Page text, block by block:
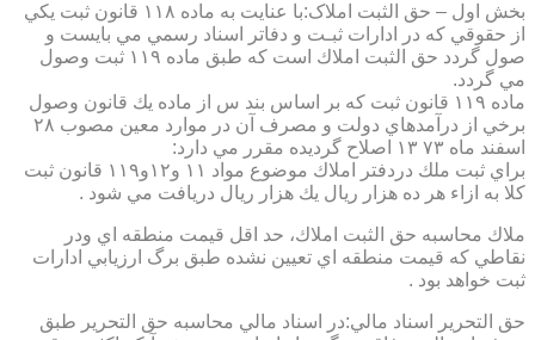
بخش اول – حق الثبت املاک:با عنايت به ماده ۱۱۸ قانون ثبت يكي
از حقوقي كه در ادارات ثبـت و دفاتر اسناد رسمي مي بايست و
صول گردد حق الثبت املاك است كه طبق ماده ۱۱۹ ثبت وصول
مي گردد.
ماده ۱۱۹ قانون ثبت كه بر اساس بند س از ماده يك قانون وصول
برخي از درآمدهاي دولت و مصرف آن در موارد معين مصوب ۲۸
اسفند ماه ۷۳ ۱۳ اصلاح گرديده مقرر مي دارد:
براي ثبت ملك دردفتر املاك موضوع مواد ۱۱ و۱۲و۱۱۹ قانون ثبت
كلا به ازاء هر ده هزار ريال يك هزار ريال دريافت مي شود .
ملاك محاسبه حق الثبت املاك، حد اقل قيمت منطقه اي ودر
نقاطي كه قيمت منطقه اي تعيين نشده طبق برگ ارزيابي ادارات
ثبت خواهد بود .
حق التحرير اسناد مالي:در اسناد مالي محاسبه حق التحرير طبق